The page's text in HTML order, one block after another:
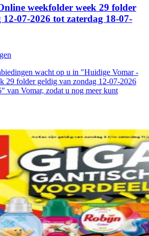
weekfolder week 29 folder
07-2026 tot zaterdag 18-07-
wacht op u in "Huidige Vomar -
29 folder geldig van zondag 12-07-2026
van Vomar, zodat u nog meer kunt